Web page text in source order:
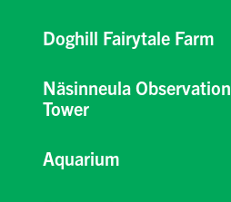
Doghill Fairytale Farm
Näsinneula Observation
Tower
Aquarium